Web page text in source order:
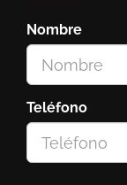
Nombre
Teléfono